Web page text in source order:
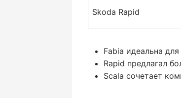
Skoda Rapid
Fabia идеальна
Rapid предлагал
Scala сочетает